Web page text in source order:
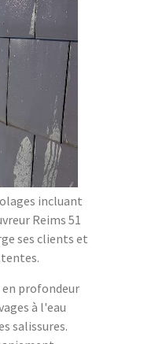
incluant
Reims 51
ses clients et
profondeur
à l'eau
salissures.